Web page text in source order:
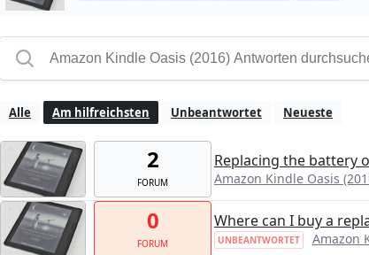
Alle Am hilfreichsten Unbeantwortet Neueste
2
FORUM
Replacing the battery
Amazon Kindle Oasis
0
FORUM
Where can I buy a
UNBEANTWORTET Amazon